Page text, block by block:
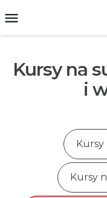
menu
Kursy na
i
Kursy
Kursy